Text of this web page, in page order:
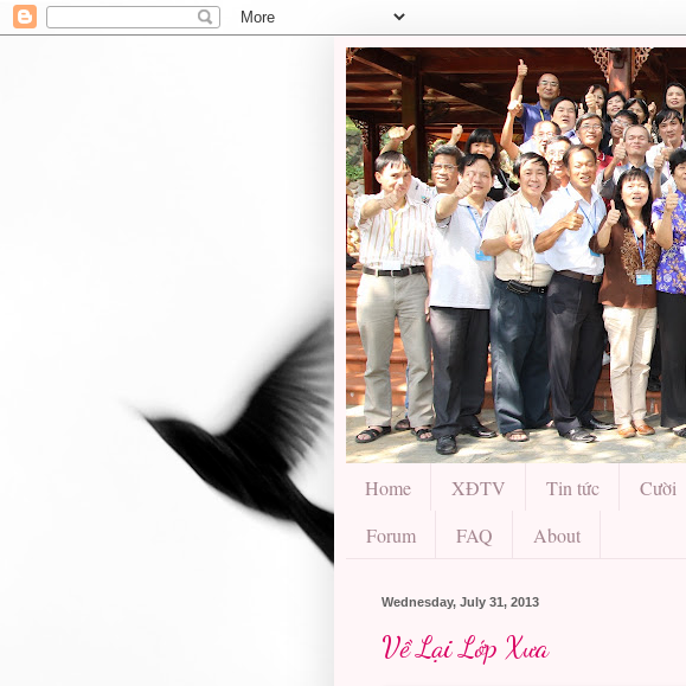
Home XĐTV Tin tức Cười
Forum
FAQ About
Wednesday, July 31, 2013
Về Lại Lớp Xưa